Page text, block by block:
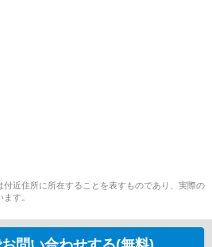
近住所に所在することを表すものであり、実際の
す。